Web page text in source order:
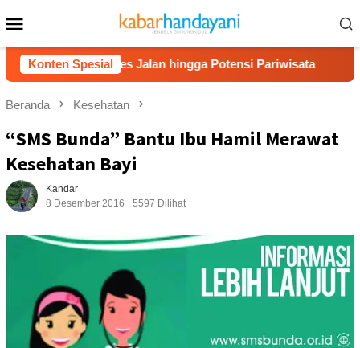
ke
kontenMobile
Konten Spesial
Akses Jalan hingga Potensi Pariwisata Film
Beranda Kesehatan
“SMS Bunda” Bantu Ibu Hamil Merawat
Kesehatan Bayi
Kandar
8 Desember 2016
5597 Dilihat